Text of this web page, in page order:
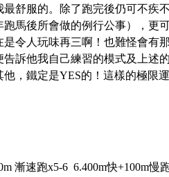
舒服的。除了跑完後仍可不疾
馬後所會做的例行公事），更
令人玩味再三啊！也難怪會有
訴他我自己練習的模式及上述
，鐵定是YES的！這樣的極限
漸速跑x5-6 6.400m快+100m慢